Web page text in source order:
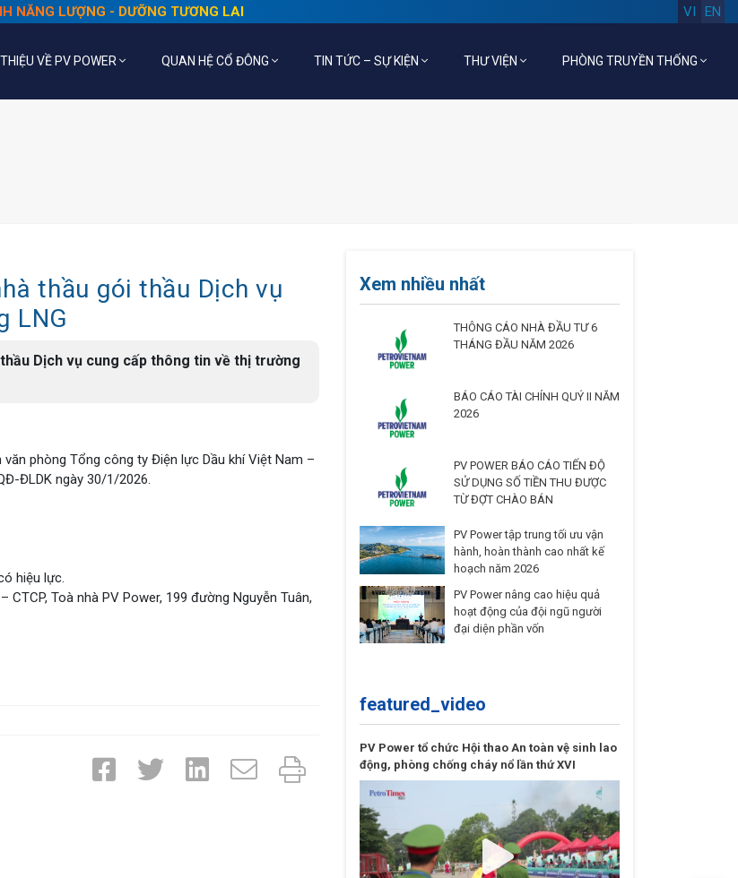
NĂNG LƯỢNG - DƯỠNG TƯƠNG LAI EN
VI
VỀ PV POWER QUAN HỆ CỔ ĐÔNG TIN TỨC – SỰ KIỆN THƯ VIỆN PHÒNG TRUYỀN THỐNG
thầu gói thầu Dịch vụ
LNG
Dịch vụ cung cấp thông tin về thị trường
phòng Tổng công ty Điện lực Dầu khí Việt Nam –
ĐLDK ngày 30/1/2026.
hiệu lực.
Toà nhà PV Power, 199 đường Nguyễn Tuân,
Xem nhiều nhất
THÔNG CÁO NHÀ ĐẦU TƯ 6
THÁNG ĐẦU NĂM 2026
BÁO CÁO TÀI CHÍNH QUÝ II NĂM
2026
PV POWER BÁO CÁO TIẾN ĐỘ
SỬ DỤNG SỐ TIỀN THU ĐƯỢC
TỪ ĐỢT CHÀO BÁN
PV Power tập trung tối ưu vận
hành, hoàn thành cao nhất kế
hoạch năm 2026
PV Power nâng cao hiệu quả
hoạt động của đội ngũ người
đại diện phần vốn
featured_video
PV Power tổ chức Hội thao An toàn vệ sinh lao
động, phòng chống cháy nổ lần thứ XVI